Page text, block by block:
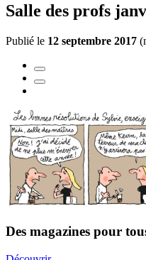
Salle des profs
Publié le 12 septembre 2017 (
Des magazines pour